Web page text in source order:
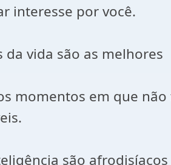
interesse por você.
da vida são as melhores
momentos em que
são afrodisíacos